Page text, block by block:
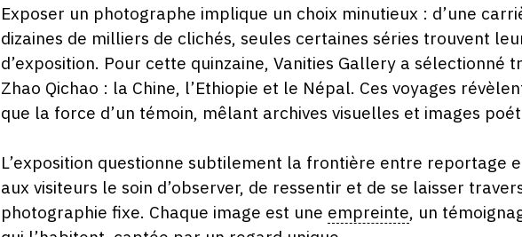
Exposer un photographe implique un choix minutieux : d’une
dizaines de milliers de clichés, seules certaines séries trouvent
d’exposition. Pour cette quinzaine, Vanities Gallery a sélectionné
Zhao Qichao : la Chine, l’Ethiopie et le Népal. Ces voyages
que la force d’un témoin, mêlant archives visuelles et images
L’exposition questionne subtilement la frontière entre reportage
aux visiteurs le soin d’observer, de ressentir et de se laisser
photographie fixe. Chaque image est une empreinte, un